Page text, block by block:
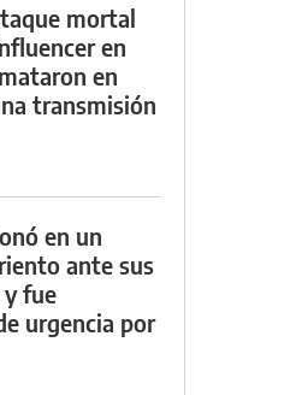
mortal
en
en
transmisión
en un
ante sus
fue
urgencia por